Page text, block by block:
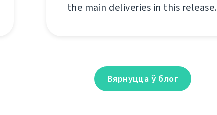
the main deliveries in this release.
Вярнуцца ў блог